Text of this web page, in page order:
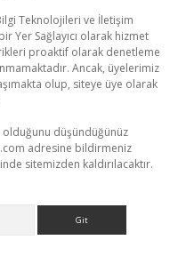
Teknolojileri ve İletişim
Yer Sağlayıcı olarak hizmet
proaktif olarak denetleme
Ancak, üyelerimiz
olup, siteye üye olarak
olduğunu düşündüğünüz
adresine bildirmeniz
sitemizden kaldırılacaktır.